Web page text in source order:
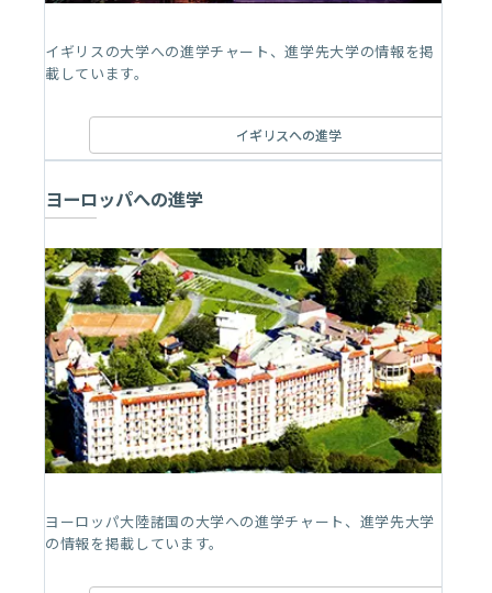
イギリスの大学への進学チャート、進学先大学の情報を掲
載しています。
イギリスへの進学
ヨーロッパへの進学
ヨーロッパ大陸諸国の大学への進学チャート、進学先大学
の情報を掲載しています。